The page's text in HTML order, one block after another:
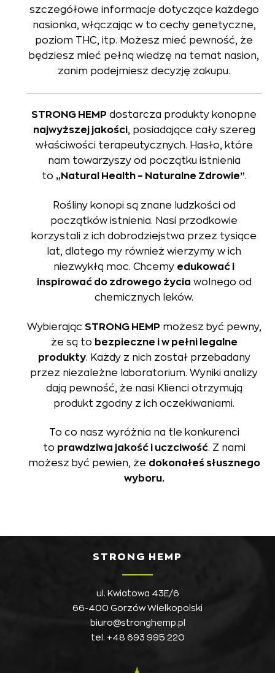
szczegółowe informacje dotyczące każdego
nasionka, włączając w to cechy genetyczne,
poziom THC, itp. Możesz mieć pewność, że
będziesz mieć pełną wiedzę na temat nasion,
zanim podejmiesz decyzję zakupu.
STRONG HEMP dostarcza produkty konopne
najwyższej jakości, posiadające cały szereg
właściwości terapeutycznych. Hasło, które
nam towarzyszy od początku istnienia
to „Natural Health – Naturalne Zdrowie”.
Rośliny konopi są znane ludzkości od
początków istnienia. Nasi przodkowie
korzystali z ich dobrodziejstwa przez tysiące
lat, dlatego my również wierzymy w ich
niezwykłą moc. Chcemy edukować i
inspirować do zdrowego życia wolnego od
chemicznych leków.
Wybierając STRONG HEMP możesz być pewny,
że są to bezpieczne i w pełni legalne
produkty. Każdy z nich został przebadany
przez niezależne laboratorium. Wyniki analizy
dają pewność, że nasi Klienci otrzymują
produkt zgodny z ich oczekiwaniami.
To co nasz wyróżnia na tle konkurenci
to prawdziwa jakość i uczciwość. Z nami
możesz być pewien, że dokonałeś słusznego
wyboru.
STRONG HEMP
ul. Kwiatowa 43E/6
66-400 Gorzów Wielkopolski
biuro@stronghemp.pl
tel. +48 693 995 220